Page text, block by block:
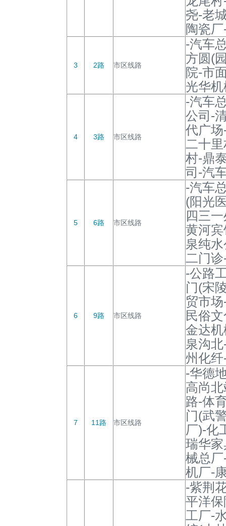
尧-老
陶瓷
3 2路 市区线路
-汽车
方圆(
院-市
光华
4 3路 市区线路
-汽车
公司-
代广
二十
村-鼎
司-汽
5 6路 市区线路
-汽车
(阳光
四三
黄河
泉纯
二门
6 9路 市区线路
-公路
门(宋
贸市
民俗
金达
泉沟
州化
7 11路 市区线路
-华德
高尚
路-体
门(武
厂)-化
瑞华
械总
机厂-
-紫荆
平洋
工厂-